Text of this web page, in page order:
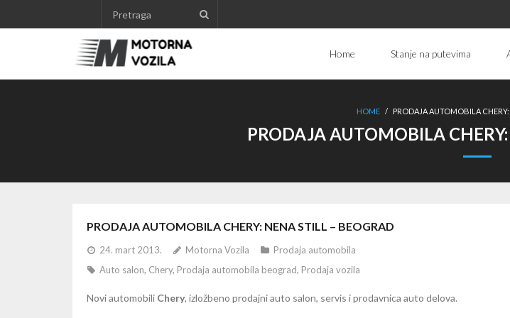
to
Home Stanje na putevima
HOME / PRODAJA AUTOMOBILA
PRODAJA AUTOMOBILA
PRODAJA AUTOMOBILA CHERY: NENA STILL – BEOGRAD
24. mart 2013. Motorna Vozila
Prodaja automobila
Auto salon, Chery, Prodaja automobila beograd, Prodaja vozila
Novi automobili Chery, izložbeno prodajni auto salon, servis i prodavnica auto delova.